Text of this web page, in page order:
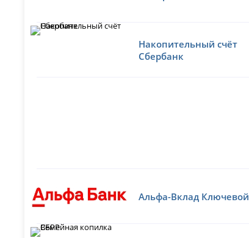
Накопительный счёт
Сбербанк
Альфа-Вклад Ключевой